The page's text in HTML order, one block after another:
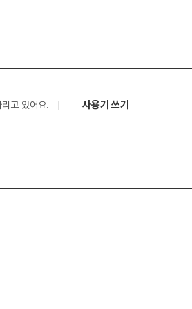
고 있어요. 사용기 쓰기